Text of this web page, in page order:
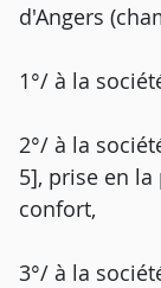
d'Angers
1°/ à la
2°/ à la
5], prise en
confort,
3°/ à la